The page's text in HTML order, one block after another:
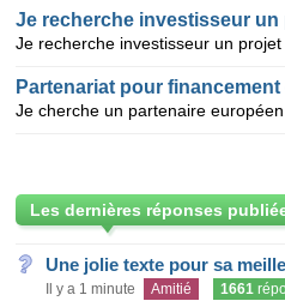
Je recherche investisseur un
Les dernières réponses
Une jolie texte pour sa
Il y a 1 minute Amitié 1661